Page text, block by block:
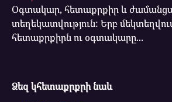
Օգտակար, հետաքրքիր և
տեղեկատվություն: Երբ
հետաքրքիրն ու օգտակարը...
Ձեզ կհետաքրքրի նաև